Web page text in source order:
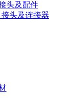
头及配件
头及连接器